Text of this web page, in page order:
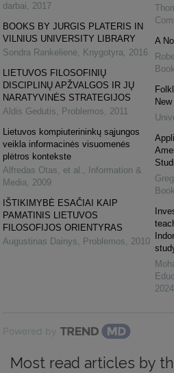
darbai, 2017
BOOKS BY JURGIS PLATERIS IN
VILNIUS UNIVERSITY LIBRARY
Sondra Rankelienė, Knygotyra, 2016
LIETUVOS FILOSOFINIŲ
DISCIPLINŲ APŽVALGOS IR JŲ
NARATYVINĖS STRATEGIJOS
Aldis Gedutis, Problemos, 2011
Lietuvos kompiuterininkų sąjungos
veikla informacinės visuomenės
plėtros kontekste
Alfredas Otas, et al. ,
Information &
Media, 2009
IŠTIKIMYBĖ ESAČIAI KAIP
PAMATINIS LIETUVOS
FILOSOFIJOS ORIENTYRAS
Augustinas Dainys, Problemos, 2010
A
2024
Powered by
Most read articles by